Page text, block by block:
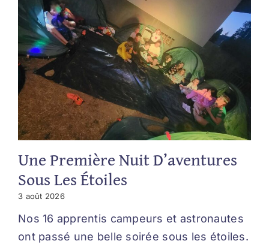
Une Première Nuit D’aventures
Sous Les Étoiles
3 août 2026
Nos 16 apprentis campeurs et astronautes
ont passé une belle soirée sous les étoiles.